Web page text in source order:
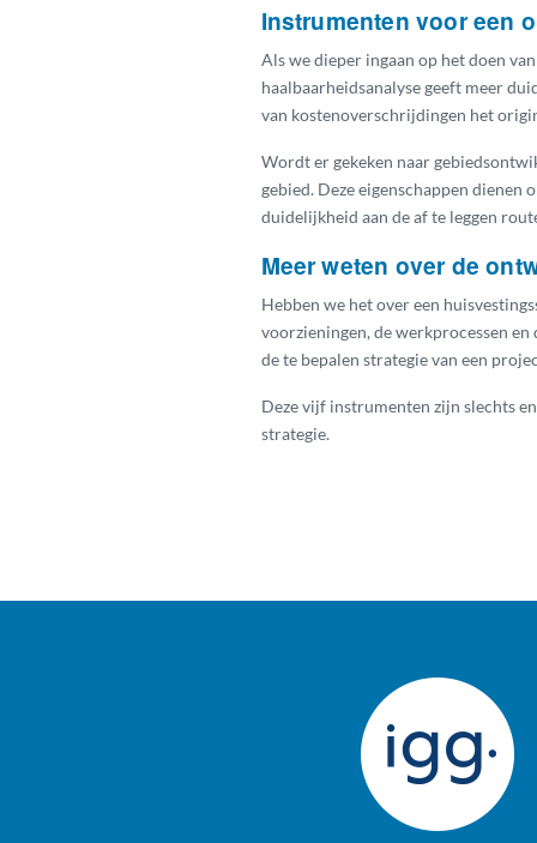
Instrumenten voor een
Als we dieper ingaan op het doen
haalbaarheidsanalyse geeft meer
van kostenoverschrijdingen het
Wordt er gekeken naar
gebied. Deze eigenschappen dienen
duidelijkheid aan de af te leggen
Meer weten over de
Hebben we het over een
voorzieningen, de werkprocessen
de te bepalen strategie van een
Deze vijf instrumenten zijn slechts
strategie.